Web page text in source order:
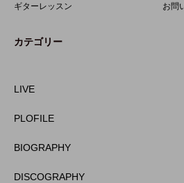
ギターレッスン お問
カテゴリー
LIVE
PLOFILE
BIOGRAPHY
DISCOGRAPHY